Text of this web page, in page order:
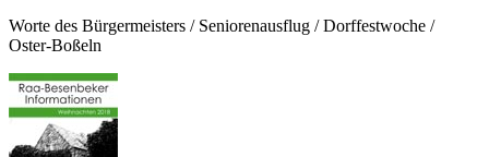
Worte des Bürgermeisters / Seniorenausflug / Dorffestwoche /
Oster-Boßeln